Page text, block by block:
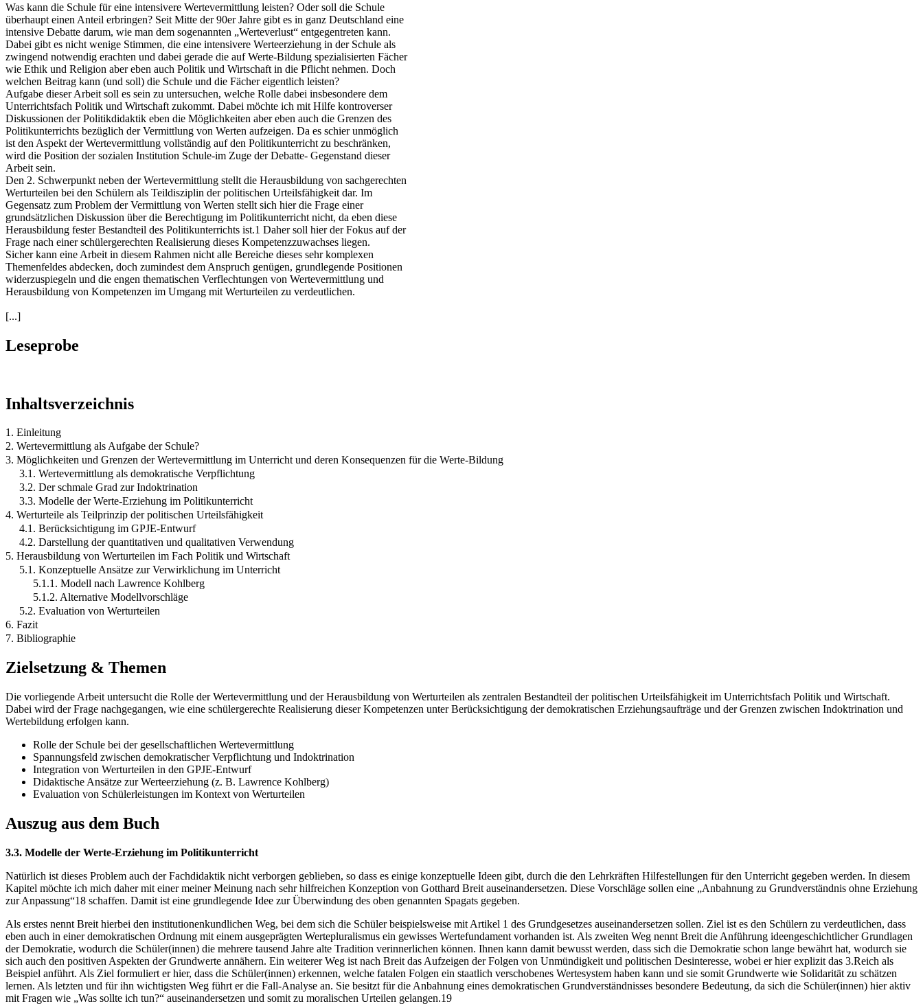
Was kann die Schule für eine intensivere Wertevermittlung leisten? Oder soll die Schule
überhaupt einen Anteil erbringen? Seit Mitte der 90er Jahre gibt es in ganz Deutschland eine
intensive Debatte darum, wie man dem sogenannten „Werteverlust“ entgegentreten kann.
Dabei gibt es nicht wenige Stimmen, die eine intensivere Werteerziehung in der Schule als
zwingend notwendig erachten und dabei gerade die auf Werte-Bildung spezialisierten Fächer
wie Ethik und Religion aber eben auch Politik und Wirtschaft in die Pflicht nehmen. Doch
welchen Beitrag kann (und soll) die Schule und die Fächer eigentlich leisten?
Aufgabe dieser Arbeit soll es sein zu untersuchen, welche Rolle dabei insbesondere dem
Unterrichtsfach Politik und Wirtschaft zukommt. Dabei möchte ich mit Hilfe kontroverser
Diskussionen der Politikdidaktik eben die Möglichkeiten aber eben auch die Grenzen des
Politikunterrichts bezüglich der Vermittlung von Werten aufzeigen. Da es schier unmöglich
ist den Aspekt der Wertevermittlung vollständig auf den Politikunterricht zu beschränken,
wird die Position der sozialen Institution Schule-im Zuge der Debatte- Gegenstand dieser
Arbeit sein.
Den 2. Schwerpunkt neben der Wertevermittlung stellt die Herausbildung von sachgerechten
Werturteilen bei den Schülern als Teildisziplin der politischen Urteilsfähigkeit dar. Im
Gegensatz zum Problem der Vermittlung von Werten stellt sich hier die Frage einer
grundsätzlichen Diskussion über die Berechtigung im Politikunterricht nicht, da eben diese
Herausbildung fester Bestandteil des Politikunterrichts ist.1 Daher soll hier der Fokus auf der
Frage nach einer schülergerechten Realisierung dieses Kompetenzzuwachses liegen.
Sicher kann eine Arbeit in diesem Rahmen nicht alle Bereiche dieses sehr komplexen
Themenfeldes abdecken, doch zumindest dem Anspruch genügen, grundlegende Positionen
widerzuspiegeln und die engen thematischen Verflechtungen von Wertevermittlung und
Herausbildung von Kompetenzen im Umgang mit Werturteilen zu verdeutlichen.
[...]
Leseprobe
Inhaltsverzeichnis
1. Einleitung
2. Wertevermittlung als Aufgabe der Schule?
3. Möglichkeiten und Grenzen der Wertevermittlung im Unterricht und deren Konsequenzen für die Werte-Bildung
3.1. Wertevermittlung als demokratische Verpflichtung
3.2. Der schmale Grad zur Indoktrination
3.3. Modelle der Werte-Erziehung im Politikunterricht
4. Werturteile als Teilprinzip der politischen Urteilsfähigkeit
4.1. Berücksichtigung im GPJE-Entwurf
4.2. Darstellung der quantitativen und qualitativen Verwendung
5. Herausbildung von Werturteilen im Fach Politik und Wirtschaft
5.1. Konzeptuelle Ansätze zur Verwirklichung im Unterricht
5.1.1. Modell nach Lawrence Kohlberg
5.1.2. Alternative Modellvorschläge
5.2. Evaluation von Werturteilen
6. Fazit
7. Bibliographie
Zielsetzung & Themen
Die vorliegende Arbeit untersucht die Rolle der Wertevermittlung und der Herausbildung von Werturteilen als zentralen Bestandteil der politischen Urteilsfähigkeit im Unterrichtsfach Politik und Wirtschaft.
Dabei wird der Frage nachgegangen, wie eine schülergerechte Realisierung dieser Kompetenzen unter Berücksichtigung der demokratischen Erziehungsaufträge und der Grenzen zwischen Indoktrination und
Wertebildung erfolgen kann.
Rolle der Schule bei der gesellschaftlichen Wertevermittlung
Spannungsfeld zwischen demokratischer Verpflichtung und Indoktrination
Integration von Werturteilen in den GPJE-Entwurf
Didaktische Ansätze zur Werteerziehung (z. B. Lawrence Kohlberg)
Evaluation von Schülerleistungen im Kontext von Werturteilen
Auszug aus dem Buch
3.3. Modelle der Werte-Erziehung im Politikunterricht
Natürlich ist dieses Problem auch der Fachdidaktik nicht verborgen geblieben, so dass es einige konzeptuelle Ideen gibt, durch die den Lehrkräften Hilfestellungen für den Unterricht gegeben werden. In diesem
Kapitel möchte ich mich daher mit einer meiner Meinung nach sehr hilfreichen Konzeption von Gotthard Breit auseinandersetzen. Diese Vorschläge sollen eine „Anbahnung zu Grundverständnis ohne Erziehung
zur Anpassung“18 schaffen. Damit ist eine grundlegende Idee zur Überwindung des oben genannten Spagats gegeben.
Als erstes nennt Breit hierbei den institutionenkundlichen Weg, bei dem sich die Schüler beispielsweise mit Artikel 1 des Grundgesetzes auseinandersetzen sollen. Ziel ist es den Schülern zu verdeutlichen, dass
eben auch in einer demokratischen Ordnung mit einem ausgeprägten Wertepluralismus ein gewisses Wertefundament vorhanden ist. Als zweiten Weg nennt Breit die Anführung ideengeschichtlicher Grundlagen
der Demokratie, wodurch die Schüler(innen) die mehrere tausend Jahre alte Tradition verinnerlichen können. Ihnen kann damit bewusst werden, dass sich die Demokratie schon lange bewährt hat, wodurch sie
sich auch den positiven Aspekten der Grundwerte annähern. Ein weiterer Weg ist nach Breit das Aufzeigen der Folgen von Unmündigkeit und politischen Desinteresse, wobei er hier explizit das 3.Reich als
Beispiel anführt. Als Ziel formuliert er hier, dass die Schüler(innen) erkennen, welche fatalen Folgen ein staatlich verschobenes Wertesystem haben kann und sie somit Grundwerte wie Solidarität zu schätzen
lernen. Als letzten und für ihn wichtigsten Weg führt er die Fall-Analyse an. Sie besitzt für die Anbahnung eines demokratischen Grundverständnisses besondere Bedeutung, da sich die Schüler(innen) hier aktiv
mit Fragen wie „Was sollte ich tun?“ auseinandersetzen und somit zu moralischen Urteilen gelangen.19